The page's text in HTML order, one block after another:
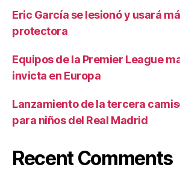
Eric García se lesionó y usará
protectora
Equipos de la Premier League
invicta en Europa
Lanzamiento de la tercera
para niños del Real Madrid
Recent Comments